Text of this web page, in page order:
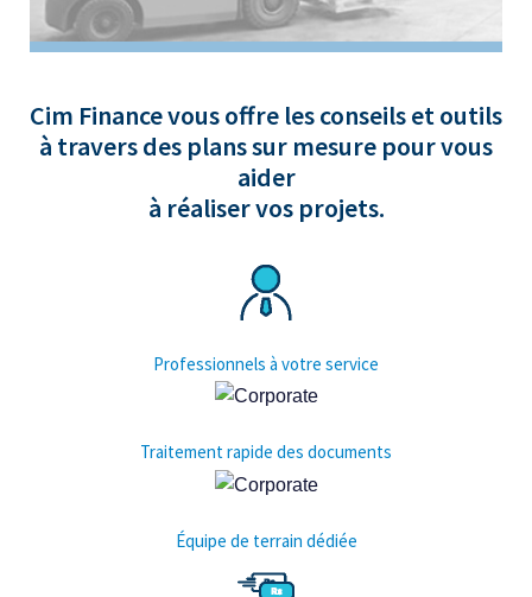
bancaire pouvant offrir ses services sous le
Corporate Factoring Scheme !
Cim Finance vous offre les conseils et outils
à travers des plans sur mesure pour vous
aider
à réaliser vos projets.
Professionnels à votre service
Traitement rapide des documents
Équipe de terrain dédiée